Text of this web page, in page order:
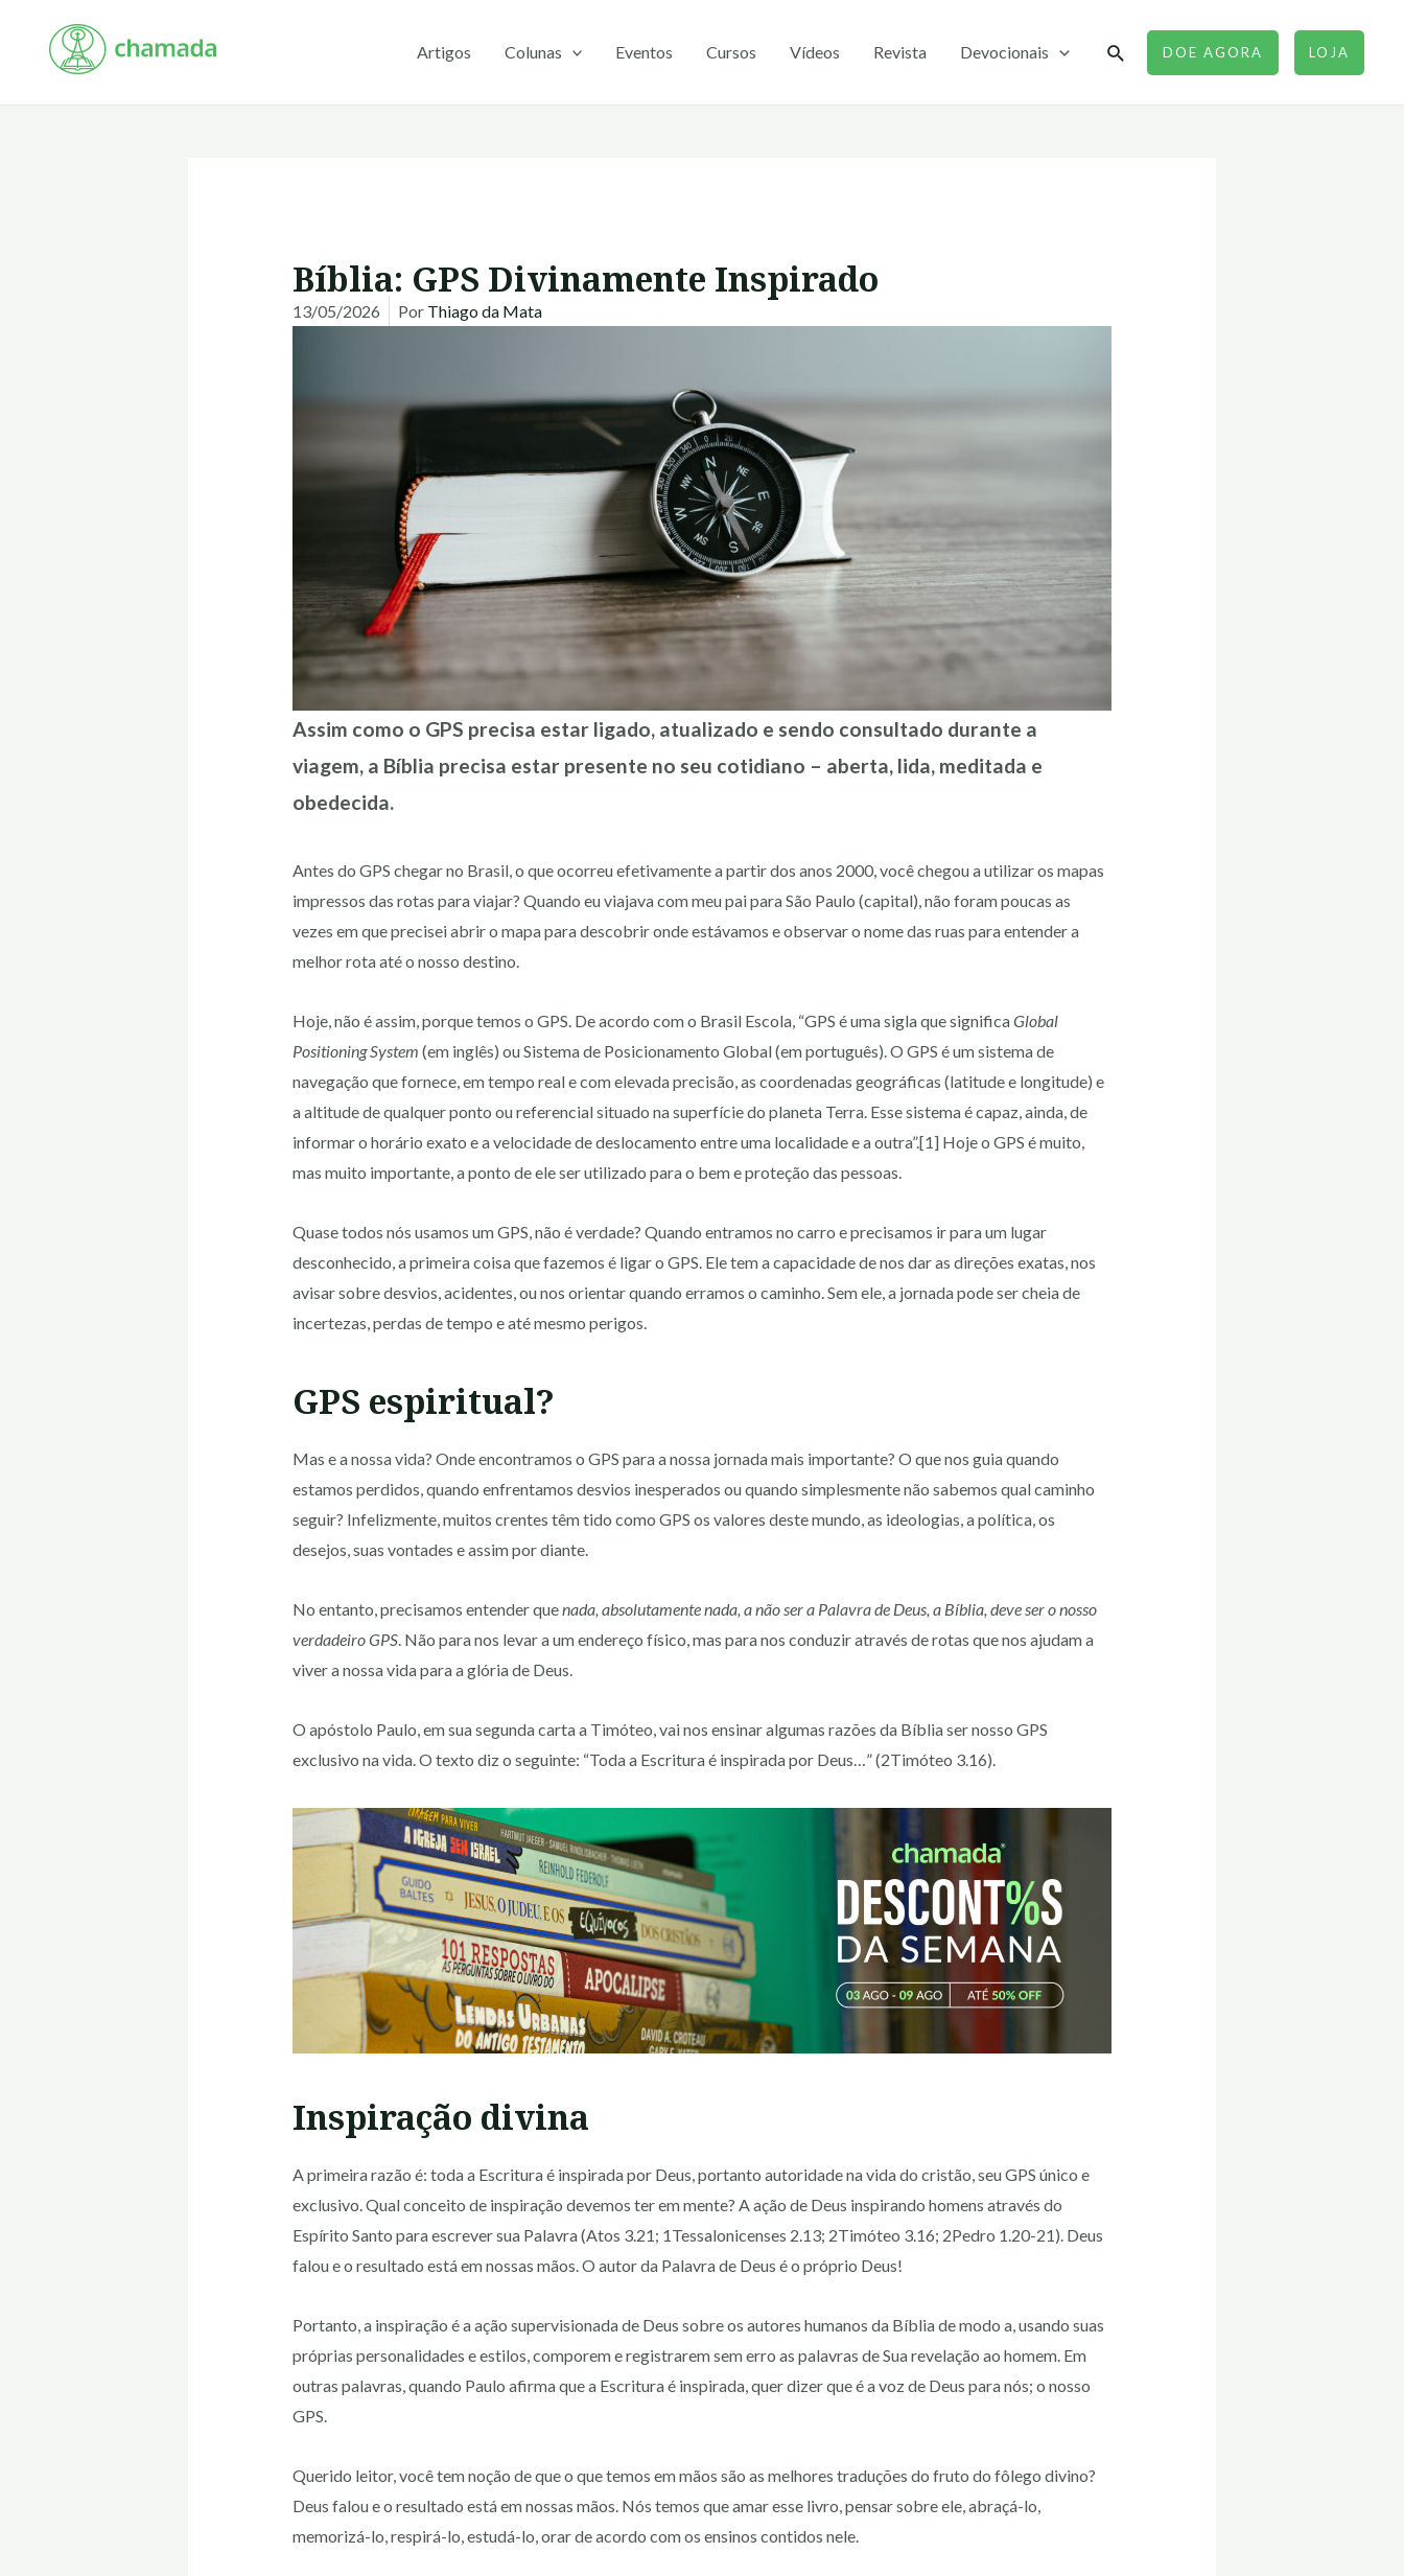
Artigos Colunas Eventos Cursos Vídeos Revista Devocionais PesquisarDOE AGORA LOJA
Bíblia: GPS Divinamente Inspirado
13/05/2026 Por Thiago da Mata
Assim como o GPS precisa estar ligado, atualizado e sendo consultado durante a
viagem, a Bíblia precisa estar presente no seu cotidiano – aberta, lida, meditada e
obedecida.
Antes do GPS chegar no Brasil, o que ocorreu efetivamente a partir dos anos 2000, você chegou a utilizar os mapas
impressos das rotas para viajar? Quando eu viajava com meu pai para São Paulo (capital), não foram poucas as
vezes em que precisei abrir o mapa para descobrir onde estávamos e observar o nome das ruas para entender a
melhor rota até o nosso destino.
Hoje, não é assim, porque temos o GPS. De acordo com o Brasil Escola, “GPS é uma sigla que significaGlobal
Positioning System (em inglês) ou Sistema de Posicionamento Global (em português). O GPS é um sistema de
navegação que fornece, em tempo real e com elevada precisão, as coordenadas geográficas (latitude e longitude) e
a altitude de qualquer ponto ou referencial situado na superfície do planeta Terra. Esse sistema é capaz, ainda, de
informar o horário exato e a velocidade de deslocamento entre uma localidade e a outra”.[1] Hoje o GPS é muito,
mas muito importante, a ponto de ele ser utilizado para o bem e proteção das pessoas.
Quase todos nós usamos um GPS, não é verdade? Quando entramos no carro e precisamos ir para um lugar
desconhecido, a primeira coisa que fazemos é ligar o GPS. Ele tem a capacidade de nos dar as direções exatas, nos
avisar sobre desvios, acidentes, ou nos orientar quando erramos o caminho. Sem ele, a jornada pode ser cheia de
incertezas, perdas de tempo e até mesmo perigos.
GPS espiritual?
Mas e a nossa vida? Onde encontramos o GPS para a nossa jornada mais importante? O que nos guia quando
estamos perdidos, quando enfrentamos desvios inesperados ou quando simplesmente não sabemos qual caminho
seguir? Infelizmente, muitos crentes têm tido como GPS os valores deste mundo, as ideologias, a política, os
desejos, suas vontades e assim por diante.
No entanto, precisamos entender quenada, absolutamente nada, a não ser a Palavra de Deus, a Bíblia, deve ser o nosso
verdadeiro GPS. Não para nos levar a um endereço físico, mas para nos conduzir através de rotas que nos ajudam a
viver a nossa vida para a glória de Deus.
O apóstolo Paulo, em sua segunda carta a Timóteo, vai nos ensinar algumas razões da Bíblia ser nosso GPS
exclusivo na vida. O texto diz o seguinte: “Toda a Escritura é inspirada por Deus…” (2Timóteo 3.16).
Inspiração divina
A primeira razão é: toda a Escritura é inspirada por Deus, portanto autoridade na vida do cristão, seu GPS único e
exclusivo. Qual conceito de inspiração devemos ter em mente? A ação de Deus inspirando homens através do
Espírito Santo para escrever sua Palavra (Atos 3.21; 1Tessalonicenses 2.13; 2Timóteo 3.16; 2Pedro 1.20-21). Deus
falou e o resultado está em nossas mãos. O autor da Palavra de Deus é o próprio Deus!
Portanto, a inspiração é a ação supervisionada de Deus sobre os autores humanos da Bíblia de modo a, usando suas
próprias personalidades e estilos, comporem e registrarem sem erro as palavras de Sua revelação ao homem. Em
outras palavras, quando Paulo afirma que a Escritura é inspirada, quer dizer que é a voz de Deus para nós; o nosso
GPS.
Querido leitor, você tem noção de que o que temos em mãos são as melhores traduções do fruto do fôlego divino?
Deus falou e o resultado está em nossas mãos. Nós temos que amar esse livro, pensar sobre ele, abraçá-lo,
memorizá-lo, respirá-lo, estudá-lo, orar de acordo com os ensinos contidos nele.